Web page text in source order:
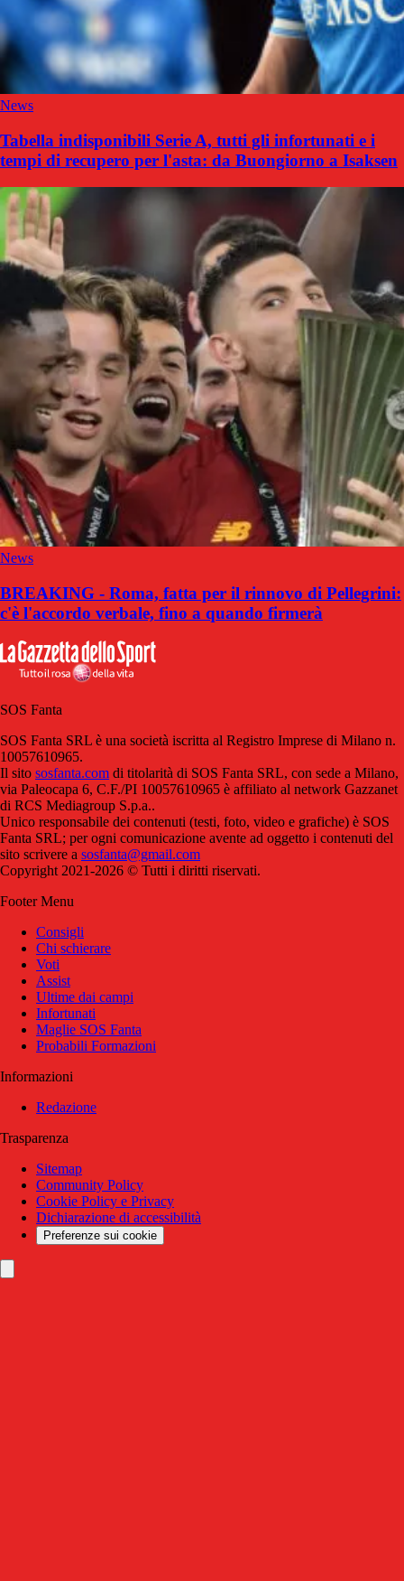
News
Tabella indisponibili Serie A, tutti gli infortunati e i
tempi di recupero per l'asta: da Buongiorno a Isaksen
News
BREAKING - Roma, fatta per il rinnovo di Pellegrini:
c'è l'accordo verbale, fino a quando firmerà
SOS Fanta
SOS Fanta SRL è una società iscritta al Registro Imprese di Milano n.
10057610965.
Il sito sosfanta.com di titolarità di SOS Fanta SRL, con sede a Milano,
via Paleocapa 6, C.F./PI 10057610965 è affiliato al network Gazzanet
di RCS Mediagroup S.p.a..
Unico responsabile dei contenuti (testi, foto, video e grafiche) è SOS
Fanta SRL; per ogni comunicazione avente ad oggetto i contenuti del
sito scrivere a sosfanta@gmail.com
Copyright 2021-2026 © Tutti i diritti riservati.
Footer Menu
Consigli
Chi schierare
Voti
Assist
Ultime dai campi
Infortunati
Maglie SOS Fanta
Probabili Formazioni
Informazioni
Redazione
Trasparenza
Sitemap
Community Policy
Cookie Policy e Privacy
Dichiarazione di accessibilità
Preferenze sui cookie